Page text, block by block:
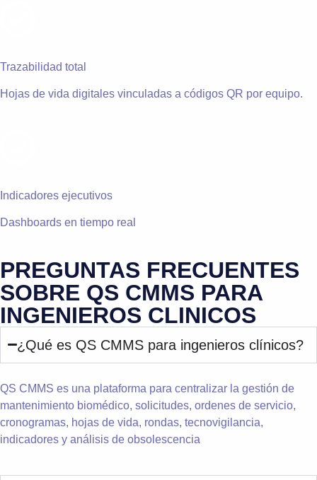
Trazabilidad total
Hojas de vida digitales vinculadas a códigos QR por equipo.
Indicadores ejecutivos
Dashboards en tiempo real
PREGUNTAS FRECUENTES
SOBRE QS CMMS PARA
INGENIEROS CLINICOS
¿ Qué es QS CMMS para ingenieros clínicos?
QS CMMS es una plataforma para centralizar la gestión de
mantenimiento biomédico, solicitudes, ordenes de servicio,
cronogramas, hojas de vida, rondas, tecnovigilancia,
indicadores y análisis de obsolescencia